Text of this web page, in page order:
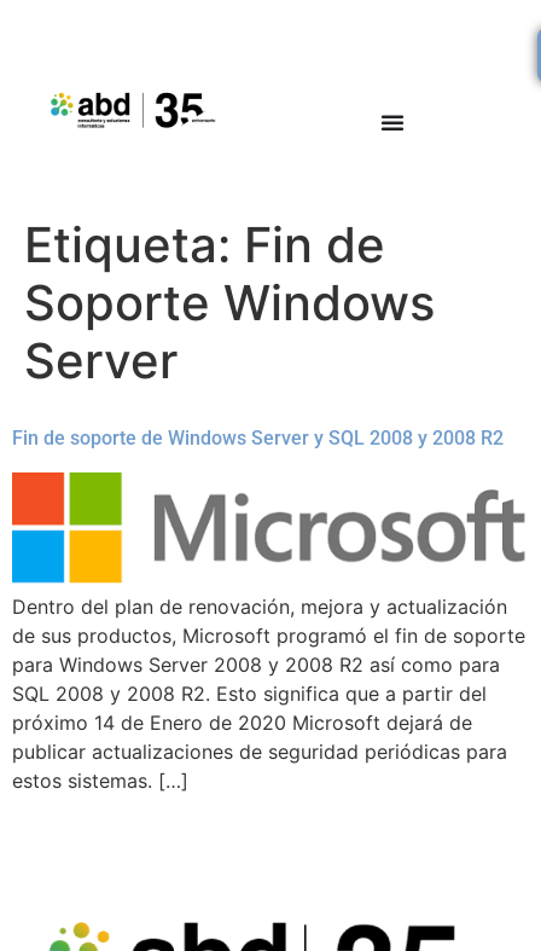
Etiqueta: Fin de
Soporte Windows
Server
Fin de soporte de Windows Server y SQL 2008 y 2008 R2
Dentro del plan de renovación, mejora y actualización
de sus productos, Microsoft programó el fin de soporte
para Windows Server 2008 y 2008 R2 así como para
SQL 2008 y 2008 R2. Esto significa que a partir del
próximo 14 de Enero de 2020 Microsoft dejará de
publicar actualizaciones de seguridad periódicas para
estos sistemas. […]